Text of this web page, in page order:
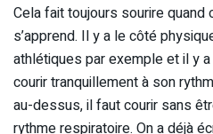
Cela fait toujours sourire quand
s’apprend. Il y a le côté
athlétiques par exemple et il y
courir tranquillement à son
au-dessus, il faut courir sans
rythme respiratoire. On a déjà